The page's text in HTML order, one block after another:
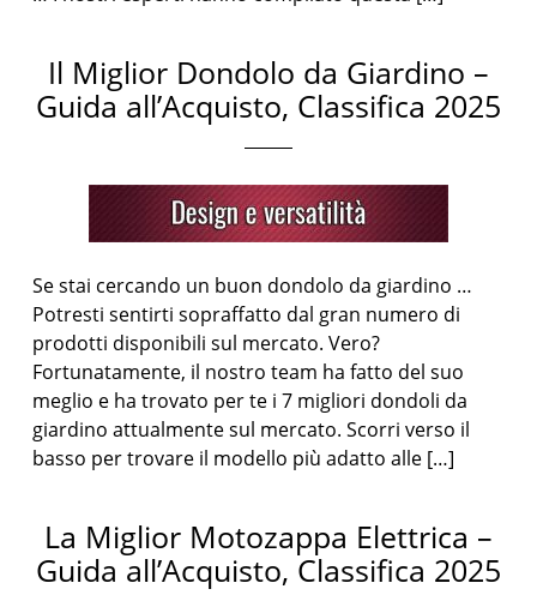
Il Miglior Dondolo da Giardino –
Guida all’Acquisto, Classifica 2025
Se stai cercando un buon dondolo da giardino …
Potresti sentirti sopraffatto dal gran numero di
prodotti disponibili sul mercato. Vero?
Fortunatamente, il nostro team ha fatto del suo
meglio e ha trovato per te i 7 migliori dondoli da
giardino attualmente sul mercato. Scorri verso il
basso per trovare il modello più adatto alle […]
La Miglior Motozappa Elettrica –
Guida all’Acquisto, Classifica 2025